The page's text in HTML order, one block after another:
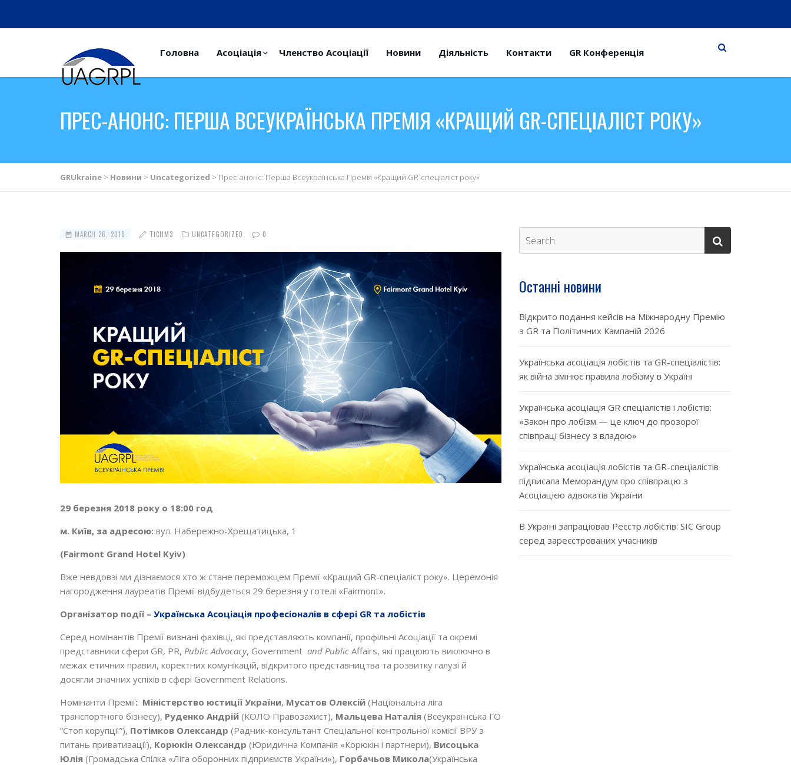
Головна Асоціація Членство Асоціації Новини Діяльність Контакти GR Конференція
ПРЕС-АНОНС: ПЕРША ВСЕУКРАЇНСЬКА ПРЕМІЯ «КРАЩИЙ GR-СПЕЦІАЛІСТ РОКУ»
GRUkraine > Новини > Uncategorized > Прес-анонс: Перша Всеукраїнська Премія «Кращий GR-спеціаліст року»
MARCH 26, 2018 TICHM3 UNCATEGORIZED 0
29 березня 2018 року о 18:00 год
м. Київ, за адресою: вул. Набережно-Хрещатицька, 1
(Fairmont Grand Hotel Kyiv)
Вже невдовзі ми дізнаємося хто ж стане переможцем Премії «Кращий GR-спеціаліст року». Церемонія
нагородження лауреатів Премії відбудеться 29 березня у готелі «Fairmont».
Організатор події – Українська Асоціація професіоналів в сфері GR та лобістів
Серед номінантів Премії визнані фахівці, які представляють компанії, профільні Асоціації та окремі
представники сфери GR, PR, Public Advocacy, Government and Public Affairs, які працюють виключно в
межах етичних правил, коректних комунікацій, відкритого представництва та розвитку галузі й
досягли значних успіхів в сфері Government Relations.
Номінанти Премії: Міністерство юстиції України, Мусатов Олексій (Національна ліга
транспортного бізнесу), Руденко Андрій (КОЛО Правозахист), Мальцева Наталія (Всеукраїнська ГО
“Стоп корупції”), Потімков Олександр (Радник-консультант Спеціальної контрольної комісії ВРУ з
питань приватизації), Корюкін Олександр (Юридична Компанія «Корюкін і партнери), Висоцька
Юлія (Громадська Спілка «Ліга оборонних підприємств України»), Горбачьов Микола(Українська
Останні новини
Відкрито подання кейсів на Міжнародну Премію
з GR та Політичних Кампаній 2026
Українська асоціація лобістів та GR-спеціалістів:
як війна змінює правила лобізму в Україні
Українська асоціація GR спеціалістів і лобістів:
«Закон про лобізм — це ключ до прозорої
співпраці бізнесу з владою»
Українська асоціація лобістів та GR-спеціалістів
підписала Меморандум про співпрацю з
Асоціацією адвокатів України
В Україні запрацював Реєстр лобістів: SIC Group
серед зареєстрованих учасників